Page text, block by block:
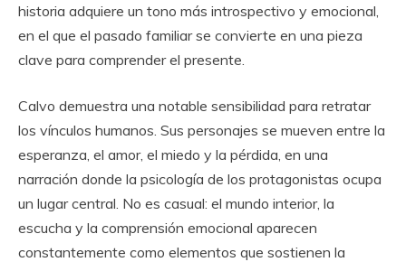
historia adquiere un tono más introspectivo y emocional,
en el que el pasado familiar se convierte en una pieza
clave para comprender el presente.
Calvo demuestra una notable sensibilidad para retratar
los vínculos humanos. Sus personajes se mueven entre la
esperanza, el amor, el miedo y la pérdida, en una
narración donde la psicología de los protagonistas ocupa
un lugar central. No es casual: el mundo interior, la
escucha y la comprensión emocional aparecen
constantemente como elementos que sostienen la